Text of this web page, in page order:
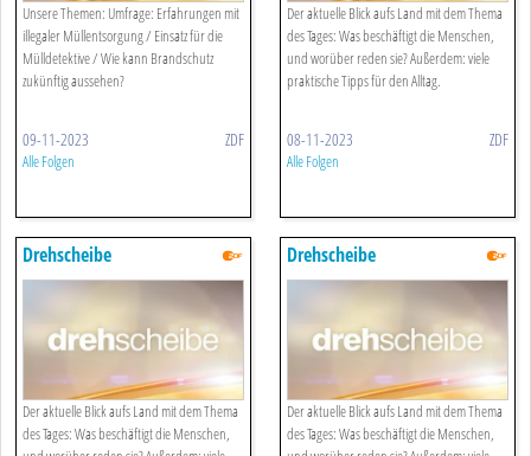
Unsere Themen: Umfrage: Erfahrungen mit
illegaler Müllentsorgung / Einsatz für die
Mülldetektive / Wie kann Brandschutz
zukünftig aussehen?
09-11-2023 ZDF
Alle Folgen
Der aktuelle Blick aufs Land mit dem Thema
des Tages: Was beschäftigt die Menschen,
und worüber reden sie? Außerdem: viele
praktische Tipps für den Alltag.
08-11-2023 ZDF
Alle Folgen
Drehscheibe
Der aktuelle Blick aufs Land mit dem Thema
des Tages: Was beschäftigt die Menschen,
Drehscheibe
Der aktuelle Blick aufs Land mit dem Thema
des Tages: Was beschäftigt die Menschen,